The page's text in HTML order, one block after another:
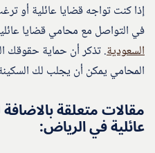
إذا كنت تواجه قضايا عائلية أو
في التواصل مع محامي قضايا
السعودية. تذكر أن حماية حقوقك
المحامي يمكن أن يجلب لك
مقالات متعلقة
عائلية في الرياض: